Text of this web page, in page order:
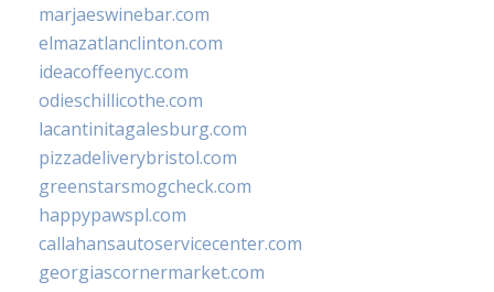
marjaeswinebar.com
elmazatlanclinton.com
ideacoffeenyc.com
odieschillicothe.com
lacantinitagalesburg.com
pizzadeliverybristol.com
greenstarsmogcheck.com
happypawspl.com
callahansautoservicecenter.com
georgiascornermarket.com